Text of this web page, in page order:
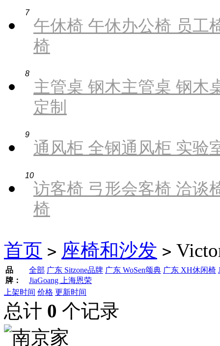
7
午休椅 午休办公椅 员工
椅
8
主管桌 钢木主管桌 钢木
定制
9
通风柜 全钢通风柜 实验
10
访客椅 弓形会客椅 洽谈
椅
首页 > 座椅和沙发 >
品
牌：
全部 广东 Sitzone品牌 广东 WoSen颂典 广东 XH休闲椅
JiaGoang 上海恩荣
上架时间 价格 更新时间
总计 0 个记录